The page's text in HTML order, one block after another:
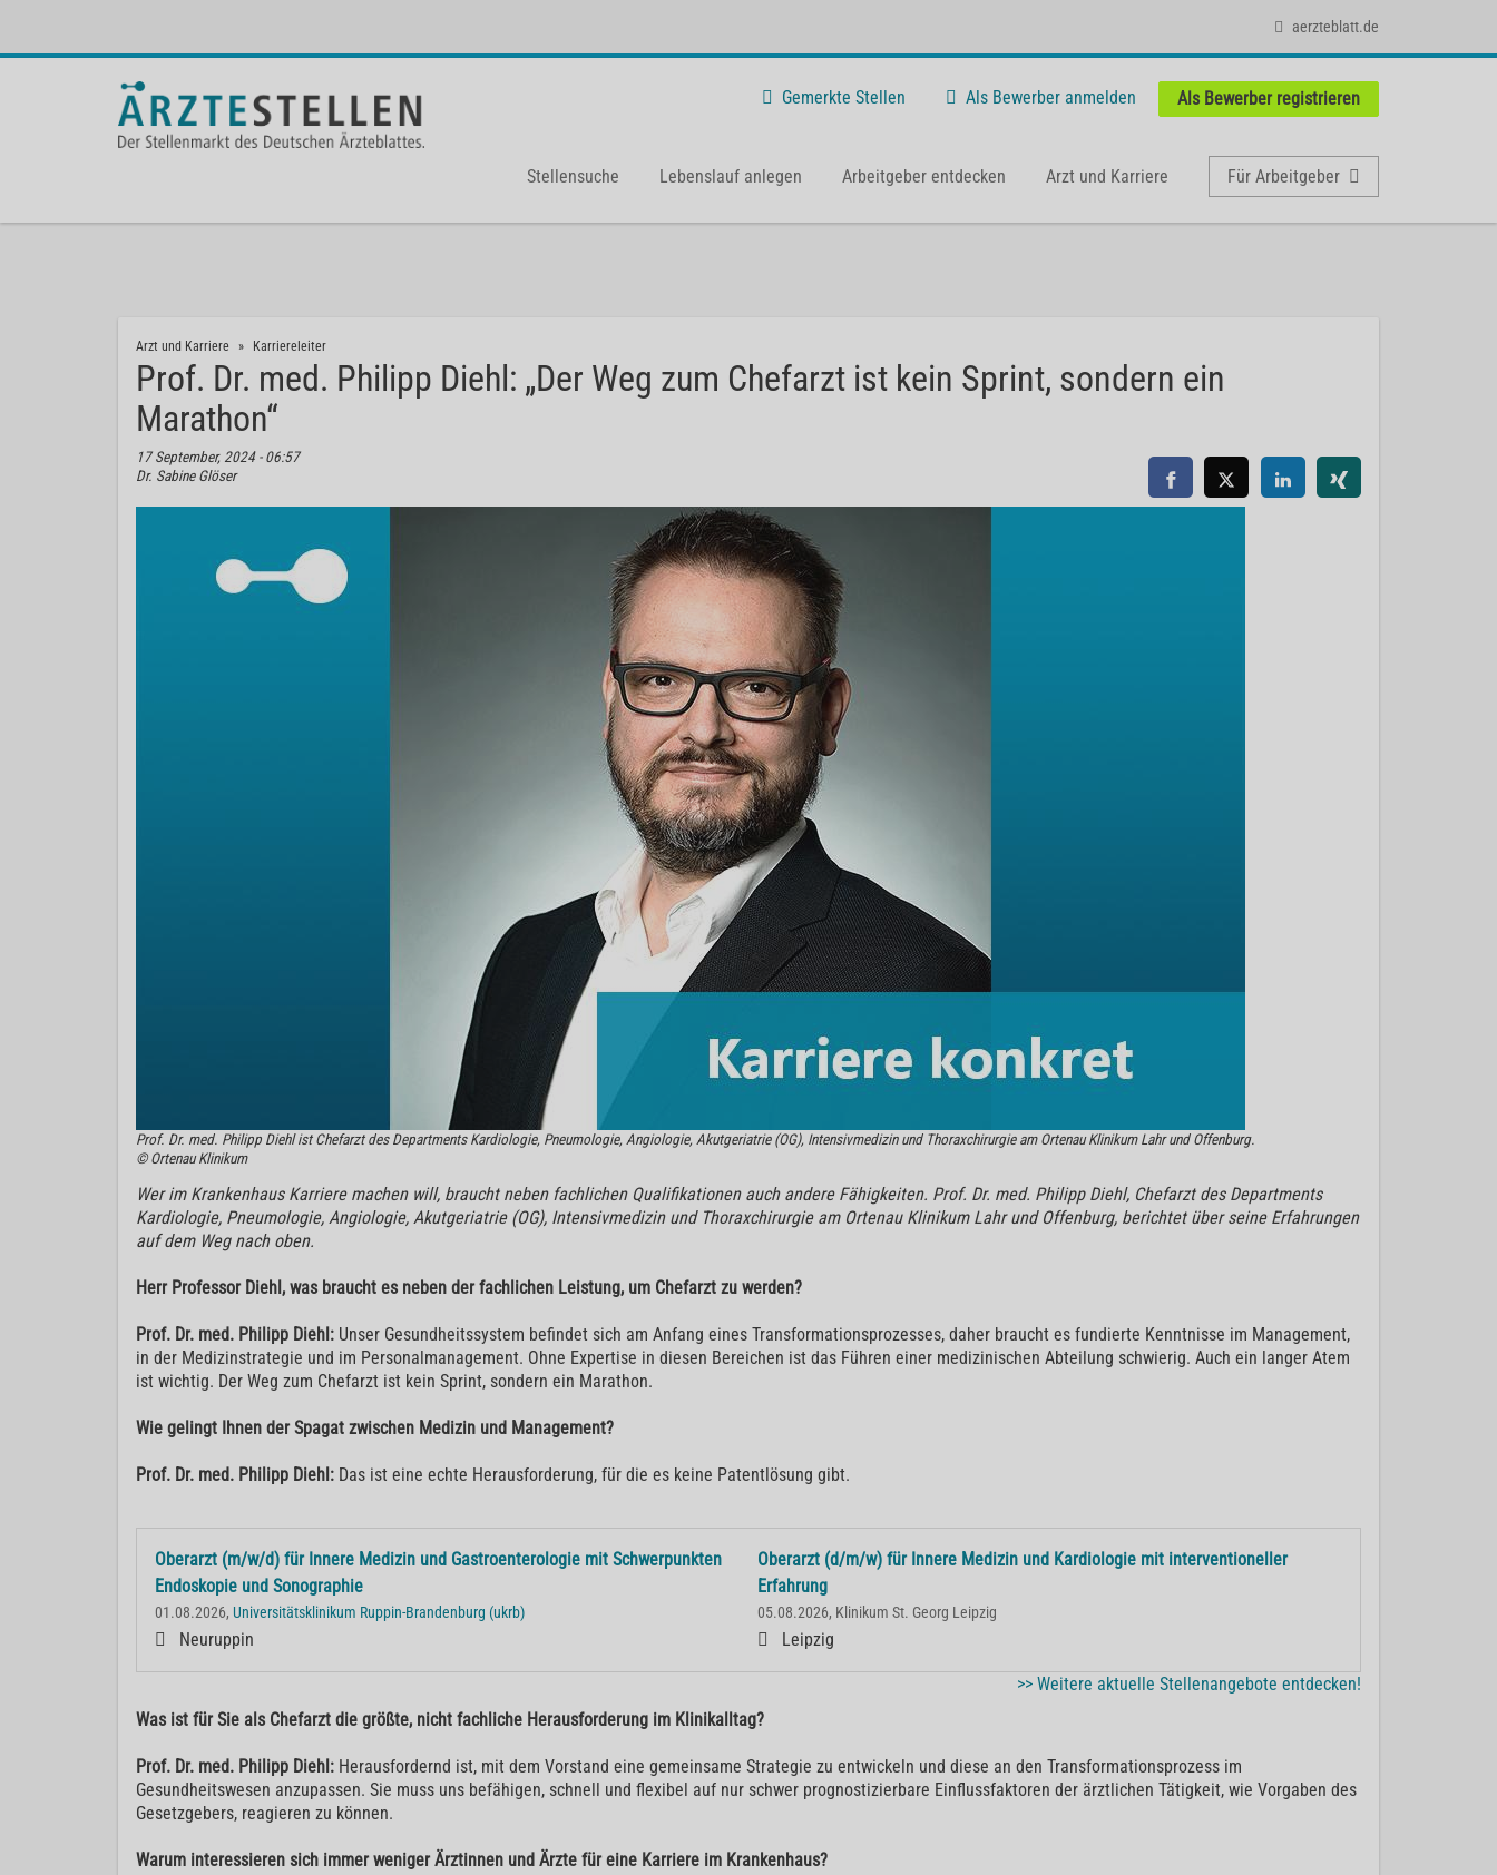
aerzteblatt.de
Gemerkte Stellen Als Bewerber anmelden Als Bewerber registrieren
Stellensuche Lebenslauf anlegen Arbeitgeber entdecken Arzt und Karriere Für Arbeitgeber
Arzt und Karriere Karriereleiter
Prof. Dr. med. Philipp Diehl: „Der Weg zum Chefarzt ist kein Sprint, sondern ein
Marathon“
17 September, 2024 - 06:57
Dr. Sabine Glöser
Prof. Dr. med. Philipp Diehl ist Chefarzt des Departments Kardiologie, Pneumologie, Angiologie, Akutgeriatrie (OG), Intensivmedizin und Thoraxchirurgie am Ortenau Klinikum Lahr und Offenburg.
© Ortenau Klinikum
Wer im Krankenhaus Karriere machen will, braucht neben fachlichen Qualifikationen auch andere Fähigkeiten. Prof. Dr. med. Philipp Diehl, Chefarzt des Departments
Kardiologie, Pneumologie, Angiologie, Akutgeriatrie (OG), Intensivmedizin und Thoraxchirurgie am Ortenau Klinikum Lahr und Offenburg, berichtet über seine Erfahrungen
auf dem Weg nach oben.
Herr Professor Diehl, was braucht es neben der fachlichen Leistung, um Chefarzt zu werden?
Prof. Dr. med. Philipp Diehl: Unser Gesundheitssystem befindet sich am Anfang eines Transformationsprozesses, daher braucht es fundierte Kenntnisse im Management,
in der Medizinstrategie und im Personalmanagement. Ohne Expertise in diesen Bereichen ist das Führen einer medizinischen Abteilung schwierig. Auch ein langer Atem
ist wichtig. Der Weg zum Chefarzt ist kein Sprint, sondern ein Marathon.
Wie gelingt Ihnen der Spagat zwischen Medizin und Management?
Prof. Dr. med. Philipp Diehl: Das ist eine echte Herausforderung, für die es keine Patentlösung gibt.
Oberarzt (m/w/d) für Innere Medizin und Gastroenterologie mit Schwerpunkten
Endoskopie und Sonographie
01.08.2026, Universitätsklinikum Ruppin-Brandenburg (ukrb)
Neuruppin
Oberarzt (d/m/w) für Innere Medizin und Kardiologie mit interventioneller
Erfahrung
05.08.2026, Klinikum St. Georg Leipzig
Leipzig
>> Weitere aktuelle Stellenangebote entdecken!
Was ist für Sie als Chefarzt die größte, nicht fachliche Herausforderung im Klinikalltag?
Prof. Dr. med. Philipp Diehl: Herausfordernd ist, mit dem Vorstand eine gemeinsame Strategie zu entwickeln und diese an den Transformationsprozess im
Gesundheitswesen anzupassen. Sie muss uns befähigen, schnell und flexibel auf nur schwer prognostizierbare Einflussfaktoren der ärztlichen Tätigkeit, wie Vorgaben des
Gesetzgebers, reagieren zu können.
Warum interessieren sich immer weniger Ärztinnen und Ärzte für eine Karriere im Krankenhaus?